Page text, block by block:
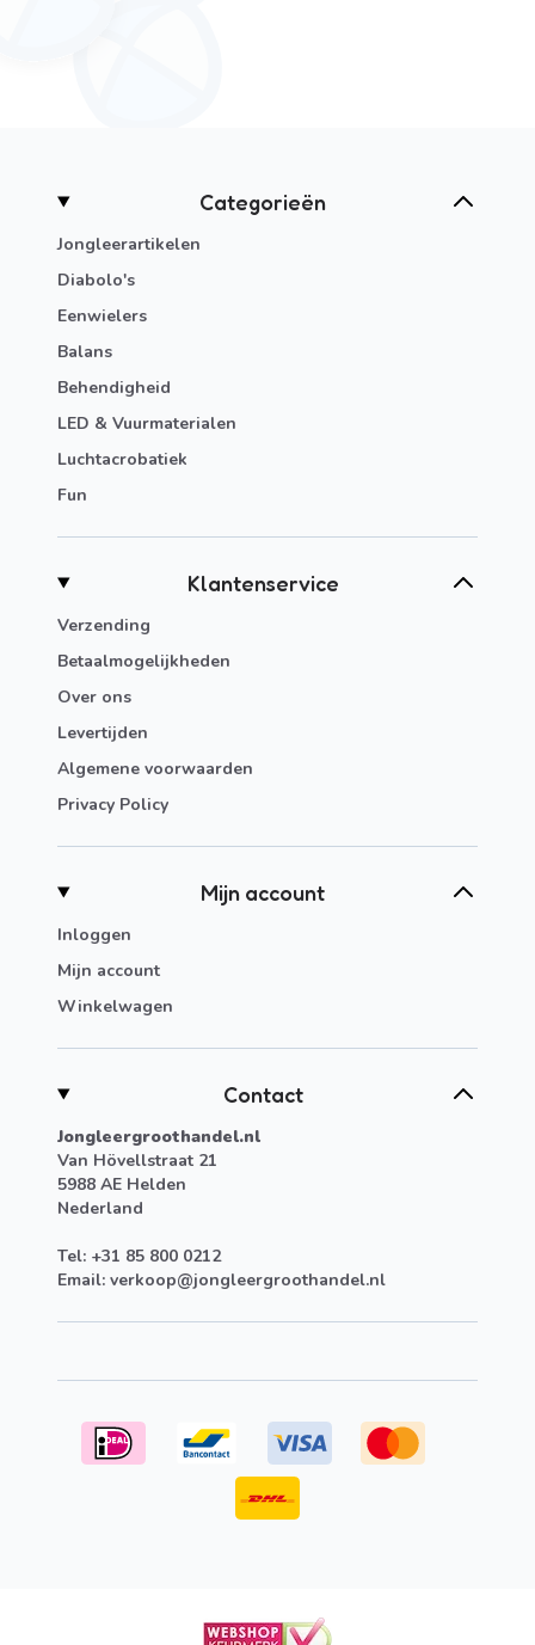
Categorieën
Jongleerartikelen
Diabolo's
Eenwielers
Balans
Behendigheid
LED & Vuurmaterialen
Luchtacrobatiek
Fun
Klantenservice
Verzending
Betaalmogelijkheden
Over ons
Levertijden
Algemene voorwaarden
Privacy Policy
Mijn account
Inloggen
Mijn account
Winkelwagen
Contact
Jongleergroothandel.nl
Van Hövellstraat 21
5988 AE Helden
Nederland
Tel: +31 85 800 0212
Email: verkoop@jongleergroothandel.nl
Stichting Webshop Keurmerk